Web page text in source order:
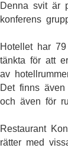
Denna svit är
konferens
Hotellet har
tänkta för att
av
Det finns
och även för
Restaurant
rätter med